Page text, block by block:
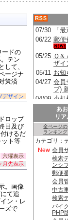
ードの
テン
して、
ージナ
策済
デザイン
ロップ
日及び
けるだ
ット等
六曜表示
月先表示
。画像
て追
ン・レ
ズで
あ
リ